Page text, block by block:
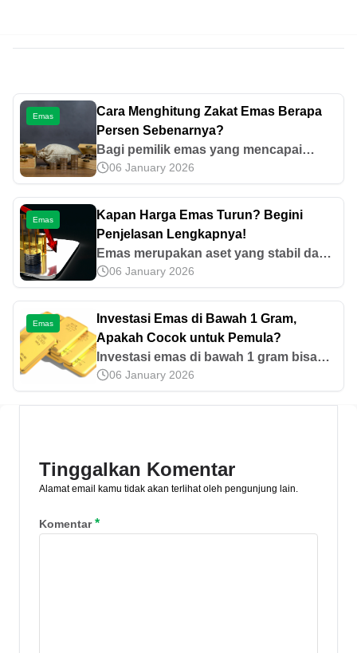
Emas
Cara Menghitung Zakat Emas Berapa
Persen Sebenarnya?
Bagi pemilik emas yang mencapai
nisab, ketahui perhitungan zakat mal
dengan tepat. Mari ketahui cara
menghitung zakat mal emas yang tepat
di sini.
06 January 2026
Emas
Kapan Harga Emas Turun? Begini
Penjelasan Lengkapnya!
Emas merupakan aset yang stabil dan
nilainya kerap mengalami kenaikan.
Namun, apakah harga emas bisa
turun? Simak penjelasannya di artikel
ini, yuk!
06 January 2026
Emas
Investasi Emas di Bawah 1 Gram,
Apakah Cocok untuk Pemula?
Investasi emas di bawah 1 gram bisa
jadi langkah awal membangun aset
jangka panjang. Ketahui keunggulan
06 January 2026
Tinggalkan Komentar
Alamat email kamu tidak akan terlihat oleh pengunjung lain.
Komentar*